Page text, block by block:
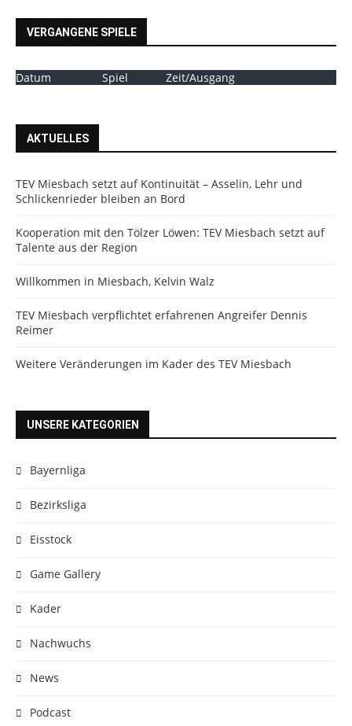
VERGANGENE SPIELE
Datum Spiel Zeit/Ausgang
AKTUELLES
TEV Miesbach setzt auf Kontinuität – Asselin, Lehr und
Schlickenrieder bleiben an Bord
Kooperation mit den Tölzer Löwen: TEV Miesbach setzt auf
Talente aus der Region
Willkommen in Miesbach, Kelvin Walz
TEV Miesbach verpflichtet erfahrenen Angreifer Dennis
Reimer
Weitere Veränderungen im Kader des TEV Miesbach
UNSERE KATEGORIEN
Bayernliga
Bezirksliga
Eisstock
Game Gallery
Kader
Nachwuchs
News
Podcast